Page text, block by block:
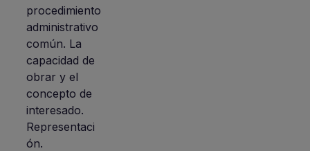
procedimiento
administrativo
común. La
capacidad de
obrar y el
concepto de
interesado.
Representaci
ón.